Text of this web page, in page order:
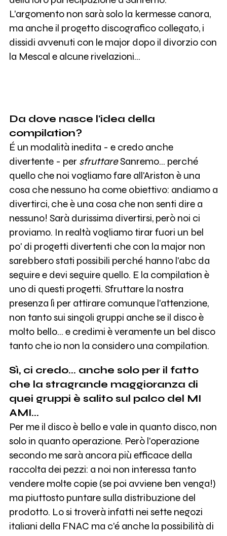
L'argomento non sarà solo la kermesse canora,
ma anche il progetto discografico collegato, i
dissidi avvenuti con le major dopo il divorzio con
la Mescal e alcune rivelazioni...
Da dove nasce l'idea della
compilation?
É un modalità inedita - e credo anche
divertente - per sfruttareSanremo... perché
quello che noi vogliamo fare all'Ariston è una
cosa che nessuno ha come obiettivo: andiamo a
divertirci, che è una cosa che non senti dire a
nessuno! Sarà durissima divertirsi, però noi ci
proviamo. In realtà vogliamo tirar fuori un bel
po' di progetti divertenti che con la major non
sarebbero stati possibili perché hanno l'abc da
seguire e devi seguire quello. E la compilation è
uno di questi progetti. Sfruttare la nostra
presenza lì per attirare comunque l'attenzione,
non tanto sui singoli gruppi anche se il disco è
molto bello... e credimi è veramente un bel disco
tanto che io non la considero una compilation.
Sì, ci credo... anche solo per il fatto
che la stragrande maggioranza di
quei gruppi è salito sul palco del MI
AMI...
Per me il disco è bello e vale in quanto disco, non
solo in quanto operazione. Però l'operazione
secondo me sarà ancora più efficace della
raccolta dei pezzi: a noi non interessa tanto
vendere molte copie (se poi avviene ben venga!)
ma piuttosto puntare sulla distribuzione del
prodotto. Lo si troverà infatti nei sette negozi
italiani della FNAC ma c'é anche la possibilità di